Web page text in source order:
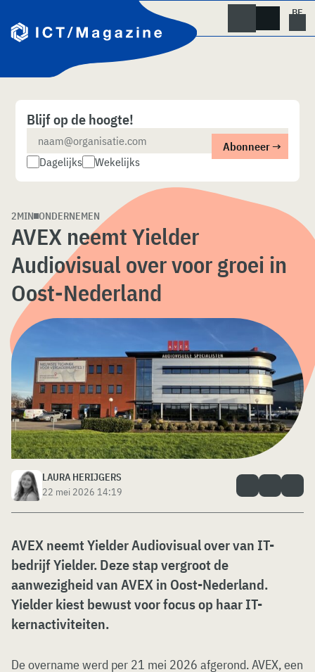
naar
content
Blijf op de hoogte!
Dagelijks Wekelijks
2MIN ONDERNEMEN
AVEX neemt Yielder
Audiovisual over voor groei in
Oost-Nederland
LAURA HERIJGERS
22 mei 2026 14:19
AVEX neemt Yielder Audiovisual over van IT-
bedrijf Yielder. Deze stap vergroot de
aanwezigheid van AVEX in Oost-Nederland.
Yielder kiest bewust voor focus op haar IT-
kernactiviteiten.
De overname werd per 21 mei 2026 afgerond. AVEX, een